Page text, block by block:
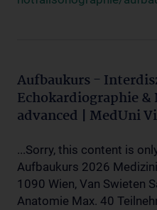
Aufbaukurs -
Echokardiographie
advanced | MedUni
...Sorry, this content is
Aufbaukurs 2026
1090 Wien, Van Swieten
Anatomie Max. 40